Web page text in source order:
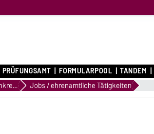
PRÜFUNGSAMT FORMULARPOOL TANDEM
Auf nach Frankreich und Co. Jobs / ehrenamtliche Tätigkeiten